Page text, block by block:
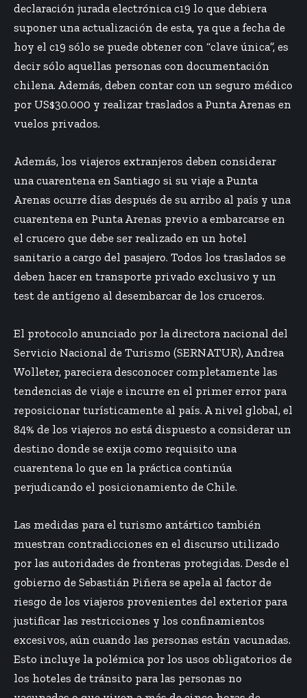
declaración jurada electrónica c19 lo que debiera
suponer una actualización de esta, ya que a fecha de
hoy el c19 sólo se puede obtener con “clave única”, es
decir sólo aquellas personas con documentación
chilena. Además, deben contar con un seguro médico
por US$30.000 y realizar traslados a Punta Arenas en
vuelos privados.
Además, los viajeros extranjeros deben considerar
una cuarentena en Santiago si su viaje a Punta
Arenas ocurre días después de su arribo al país y una
cuarentena en Punta Arenas previo a embarcarse en
el crucero que debe ser realizado en un hotel
sanitario a cargo del pasajero. Todos los traslados se
deben hacer en transporte privado exclusivo y un
test de antígeno al desembarcar de los cruceros.
El protocolo anunciado por la directora nacional del
Servicio Nacional de Turismo (SERNATUR), Andrea
Wolleter, pareciera desconocer completamente las
tendencias de viaje e incurre en el primer error para
reposicionar turísticamente al país. A nivel global, el
84% de los viajeros no está dispuesto a considerar un
destino donde se exija como requisito una
cuarentena lo que en la práctica continúa
perjudicando el posicionamiento de Chile.
Las medidas para el turismo antártico también
muestran contradicciones en el discurso utilizado
por las autoridades de fronteras protegidas. Desde el
gobierno de Sebastián Piñera se apela al factor de
riesgo de los viajeros provenientes del exterior para
justificar las restricciones y los confinamientos
excesivos, aún cuando las personas están vacunadas.
Esto incluye la polémica por los usos obligatorios de
los hoteles de tránsito para las personas no